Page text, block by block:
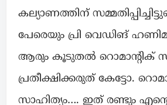
കല്യാണത്തിന്
പേരെയും പ്രി വെഡിങ്
ആരും കൂടുതൽ റൊമാന്റിക്
പ്രതീക്ഷിക്കരുത് കേട്ടോ.
സാഹിത്യം…. ഇത് രണ്ടും